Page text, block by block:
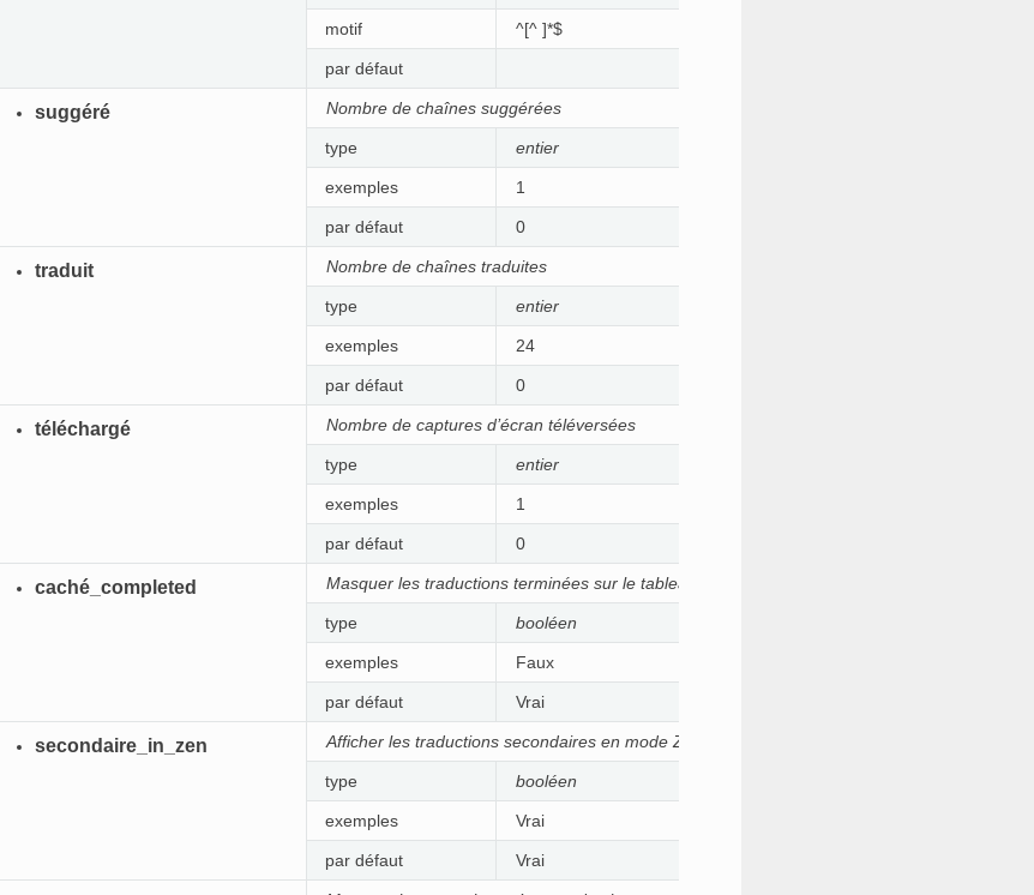
motif ^[^ ]*$
par défaut
suggéré Nombre de chaînes suggérées
type entier
exemples 1
par défaut 0
traduit Nombre de chaînes traduites
type entier
exemples 24
par défaut 0
téléchargé Nombre de captures d’écran téléversées
type entier
exemples 1
par défaut 0
caché_completed Masquer les traductions terminées sur le tableau de bord
type booléen
exemples Faux
par défaut Vrai
secondaire_in_zen Afficher les traductions secondaires en mode Zen
type booléen
exemples Vrai
par défaut Vrai